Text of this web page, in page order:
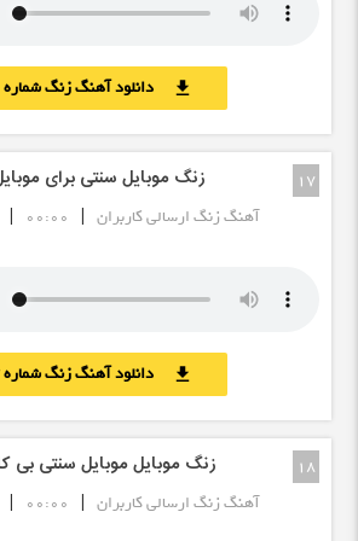
download دانلود آهنگ زنگ شماره 16
17 زنگ موبایل سنتی برای
آهنگ زنگ ارسالی کاربران |
00:00
|
download دانلود آهنگ زنگ شماره 17
18 زنگ موبایل موبایل سنتی بی
آهنگ زنگ ارسالی کاربران |
00:00
|